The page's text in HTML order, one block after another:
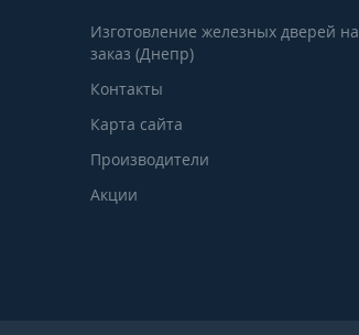
Изготовление железных дверей на
заказ (Днепр)
Контакты
Карта сайта
Производители
Акции